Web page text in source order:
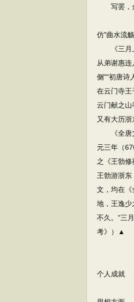
写罢，众
仿"曲水流
《三月上
从弟谢惠
侧""初唐诗
在云门寺王
云门献之山
又有大历浙
《全唐文
元三年（
之《王勃修
王勃游浙
文，均在《
地，王逸
不久。"三
考》）▲
个人成就